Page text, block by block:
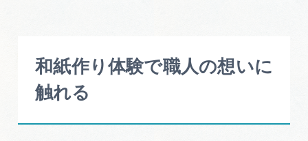
和紙作り体験で職人の想いに
触れる